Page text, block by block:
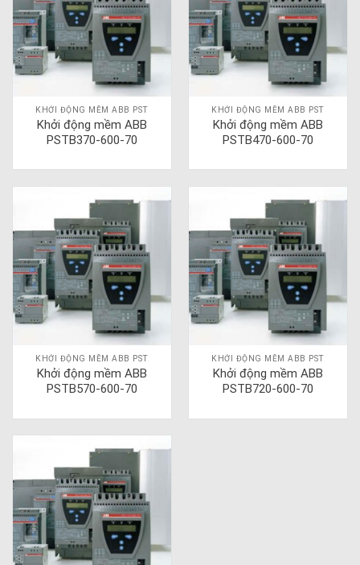
KHỞI ĐỘNG MỀM ABB PST
Khởi động mềm ABB
PSTB370-600-70
KHỞI ĐỘNG MỀM ABB PST
Khởi động mềm ABB
PSTB470-600-70
KHỞI ĐỘNG MỀM ABB PST
Khởi động mềm ABB
PSTB570-600-70
KHỞI ĐỘNG MỀM ABB PST
Khởi động mềm ABB
PSTB720-600-70